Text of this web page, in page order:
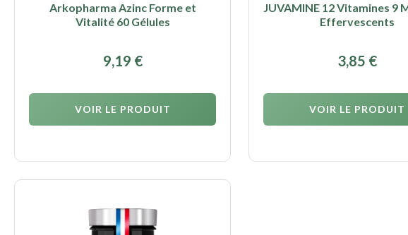
Arkopharma Azinc Forme et
Vitalité 60 Gélules
9,19 €
VOIR LE PRODUIT
JUVAMINE 12 Vitamines 9
Effervescents
3,85 €
VOIR LE PRODUIT